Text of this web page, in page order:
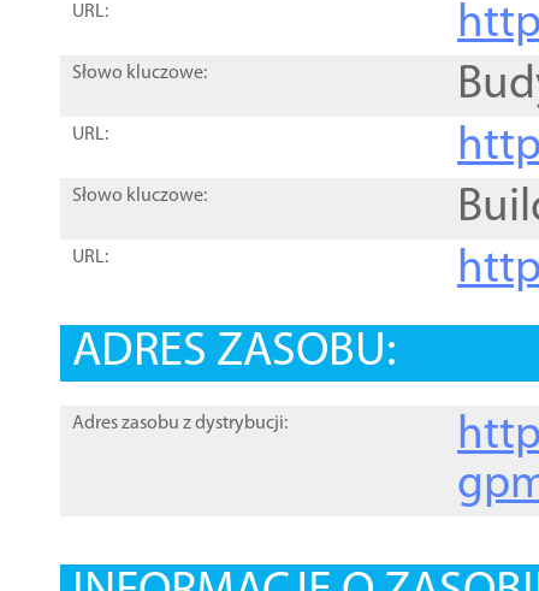
URL:
Słowo kluczowe:
URL:
Słowo kluczowe:
URL:
ADRES ZASOBU:
Adres zasobu z dystrybucji: